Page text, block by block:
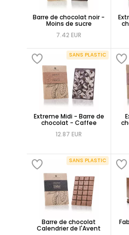
Barre de chocolat noir -
Moins de sucre
7.42 EUR
SANS PLASTIC
Extreme Midi - Barre de
chocolat - Caffee
12.87 EUR
SANS PLASTIC
Barre de chocolat
Calendrier de l'Avent